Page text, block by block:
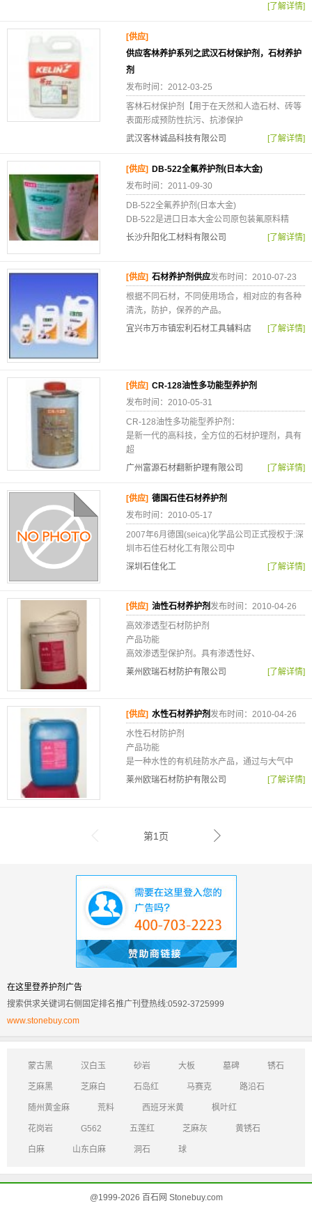
[了解详情]
[供应]
供应客林养护系列之武汉石材保护剂，石材养护
剂
发布时间：2012-03-25
客林石材保护剂【用于在天然和人造石材、砖等
表面形成预防性抗污、抗渗保护
武汉客林诚品科技有限公司
[了解详情]
[供应] DB-522全氟养护剂(日本大金)
发布时间：2011-09-30
DB-522全氟养护剂(日本大金)
DB-522是进口日本大金公司原包装氟原料精
长沙升阳化工材料有限公司
[了解详情]
[供应] 石材养护剂供应发布时间：2010-07-23
根据不同石材，不同使用场合，相对应的有各种
清洗，防护，保养的产品。
宜兴市万市镇宏利石材工具辅料店
[了解详情]
[供应] CR-128油性多功能型养护剂
发布时间：2010-05-31
CR-128油性多功能型养护剂：
是新一代的高科技，全方位的石材护理剂，具有
超
广州富源石材翻新护理有限公司
[了解详情]
[供应] 德国石佳石材养护剂
发布时间：2010-05-17
2007年6月德国(seica)化学品公司正式授权于:深
圳市石佳石材化工有限公司中
深圳石佳化工
[了解详情]
[供应] 油性石材养护剂发布时间：2010-04-26
高效渗透型石材防护剂
产品功能
高效渗透型保护剂。具有渗透性好、
莱州欧瑞石材防护有限公司
[了解详情]
[供应] 水性石材养护剂发布时间：2010-04-26
水性石材防护剂
产品功能
是一种水性的有机硅防水产品，通过与大气中
莱州欧瑞石材防护有限公司
[了解详情]
第1页
在这里登养护剂广告
搜索供求关键词右侧固定排名推广刊登热线:0592-3725999
www.stonebuy.com
蒙古黑 汉白玉 砂岩 大板 墓碑 锈石
芝麻黑 芝麻白 石岛红 马赛克 路沿石
随州黄金麻 荒料 西班牙米黄 枫叶红
花岗岩 G562 五莲红 芝麻灰 黄锈石
白麻 山东白麻 洞石 球
@1999-2026 百石网 Stonebuy.com